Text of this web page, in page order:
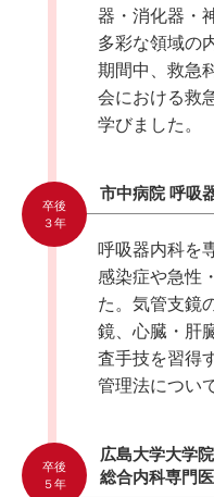
器・消化器・
多彩な領域の
期間中、救急
会における救
学びました。
卒後
３年
市中病院 呼吸
呼吸器内科を
感染症や急性
た。気管支鏡
鏡、心臓・肝
査手技を習得
管理法につい
卒後
５年
広島大学大学
総合内科専門